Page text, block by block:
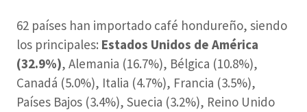
62 países han importado café hondureño, siendo
los principales: Estados Unidos de América
(32.9%), Alemania (16.7%), Bélgica (10.8%),
Canadá (5.0%), Italia (4.7%), Francia (3.5%),
Países Bajos (3.4%), Suecia (3.2%), Reino Unido